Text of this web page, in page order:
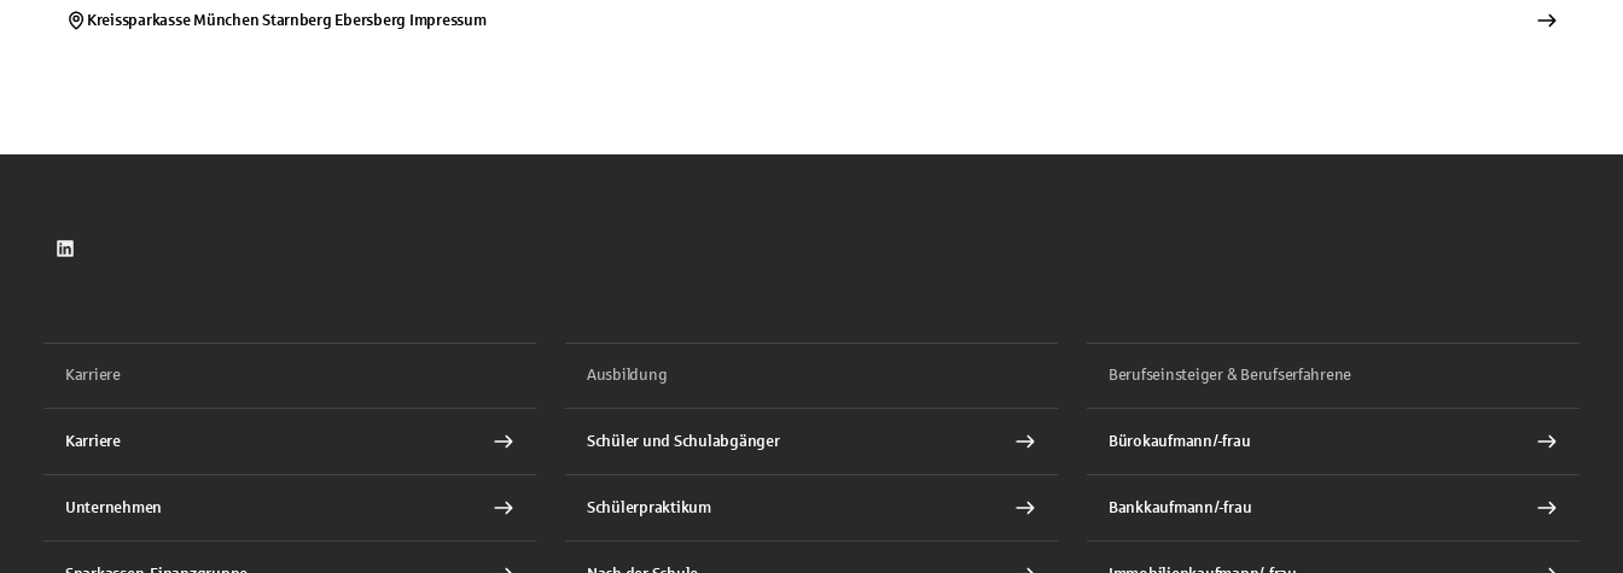
Kreissparkasse München Starnberg Ebersberg Impressum
LinkedIn
Karriere
Karriere
Unternehmen
Ausbildung
Schüler und Schulabgänger
Schülerpraktikum
Berufseinsteiger & Berufserfahrene
Bürokaufmann/-frau
Bankkaufmann/-frau